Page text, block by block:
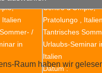
Italien
/
in
Centro d'Ompio,
Pratolungo , Italien
Tantrisches
Urlaubs-Seminar
Italien
Datum :
Raum haben wir